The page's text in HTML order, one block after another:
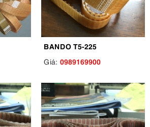
BANDO T5-225
Giá: 0989169900